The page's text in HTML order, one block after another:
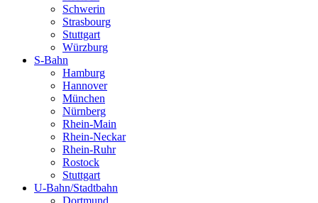
Schwerin
Strasbourg
Stuttgart
Würzburg
S-Bahn
Hamburg
Hannover
München
Nürnberg
Rhein-Main
Rhein-Neckar
Rhein-Ruhr
Rostock
Stuttgart
U-Bahn/Stadtbahn
Dortmund